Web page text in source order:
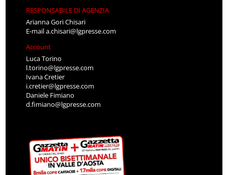
RESPONSABILE DI AGENZIA
Arianna Gori Chisari
E-maila.chisari@lgpresse.com
Account
Luca Torino
l.torino@lgpresse.com
Ivana Cretier
i.cretier@lgpresse.com
Daniele Fimiano
d.fimiano@lgpresse.com